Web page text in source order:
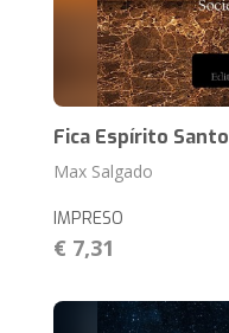
Fica Espírito Santo
Max Salgado
IMPRESO
€ 7,31